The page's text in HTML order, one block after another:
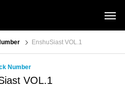
EnshuSiast VOL.1
Number
VOL.1